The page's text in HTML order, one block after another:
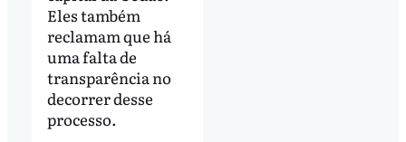
Eles também
reclamam que há
uma falta de
transparência no
decorrer desse
processo.